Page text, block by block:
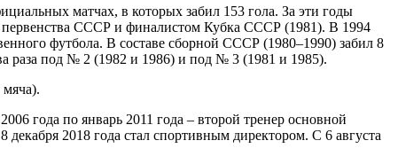
матчах, в которых забил 153 гола. За эти годы
СССР и финалистом Кубка СССР (1981). В 1994
футбола. В составе сборной СССР (1980–1990) забил 8
раза под № 2 (1982 и 1986) и под № 3 (1981 и 1985).
года по январь 2011 года – второй тренер основной
2018 года стал спортивным директором. С 6 августа